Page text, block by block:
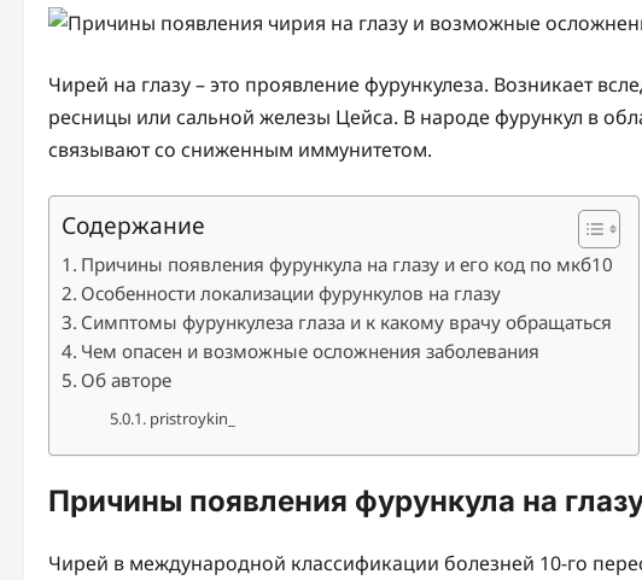
Чирей на глазу – это проявление фурункулеза. Возникает
ресницы или сальной железы Цейса. В народе фурункул в
связывают со сниженным иммунитетом.
Содержание
Причины появления фурункула на глазу и его код по мкб10
Особенности локализации фурункулов на глазу
Симптомы фурункулеза глаза и к какому врачу обращаться
Чем опасен и возможные осложнения заболевания
Об авторе
pristroykin_
Причины появления фурункула на
Чирей в международной классификации болезней 10-го